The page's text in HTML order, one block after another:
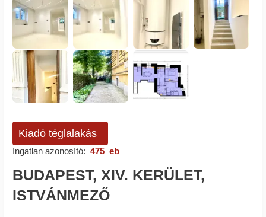
Kiadó téglalakás
Ingatlan azonosító: 475_eb
BUDAPEST, XIV. KERÜLET,
ISTVÁNMEZŐ